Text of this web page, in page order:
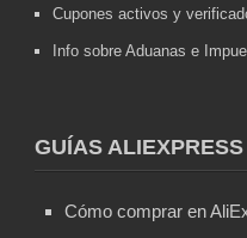
Cupones activos y
Info sobre Aduanas e
GUÍAS
Cómo comprar en